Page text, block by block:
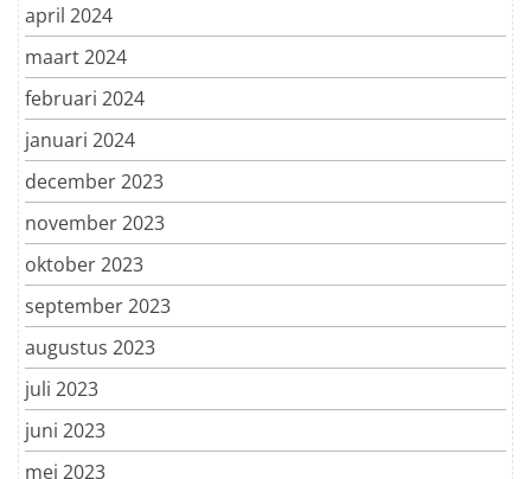
april 2024
maart 2024
februari 2024
januari 2024
december 2023
november 2023
oktober 2023
september 2023
augustus 2023
juli 2023
juni 2023
mei 2023